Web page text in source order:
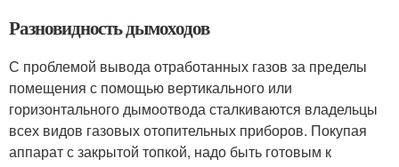
Разновидность дымоходов
С проблемой вывода отработанных газов за пределы
помещения с помощью вертикального или
горизонтального дымоотвода сталкиваются владельцы
всех видов газовых отопительных приборов. Покупая
аппарат с закрытой топкой, надо быть готовым к